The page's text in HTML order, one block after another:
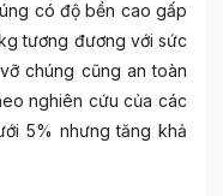
có độ bền cao gấp
tương đương với sức
chúng cũng an toàn
nghiên cứu của các
5% nhưng tăng khả